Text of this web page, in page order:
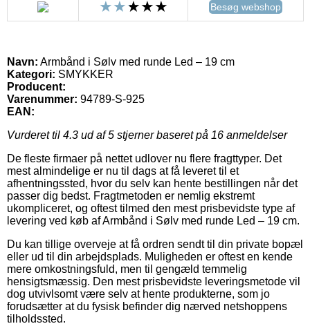
Besøg webshop
Navn: Armbånd i Sølv med runde Led – 19 cm
Kategori: SMYKKER
Producent:
Varenummer: 94789-S-925
EAN:
Vurderet til 4.3 ud af 5 stjerner baseret på 16 anmeldelser
De fleste firmaer på nettet udlover nu flere fragttyper. Det
mest almindelige er nu til dags at få leveret til et
afhentningssted, hvor du selv kan hente bestillingen når det
passer dig bedst. Fragtmetoden er nemlig ekstremt
ukompliceret, og oftest tilmed den mest prisbevidste type af
levering ved køb af Armbånd i Sølv med runde Led – 19 cm.
Du kan tillige overveje at få ordren sendt til din private bopæl
eller ud til din arbejdsplads. Muligheden er oftest en kende
mere omkostningsfuld, men til gengæld temmelig
hensigtsmæssig. Den mest prisbevidste leveringsmetode vil
dog utvivlsomt være selv at hente produkterne, som jo
forudsætter at du fysisk befinder dig nærved netshoppens
tilholdssted.